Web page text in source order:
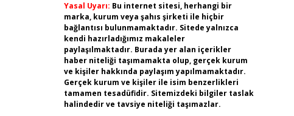
Yasal Uyarı: Bu internet sitesi, herhangi bir
marka, kurum veya şahıs şirketi ile hiçbir
bağlantısı bulunmamaktadır. Sitede yalnızca
kendi hazırladığımız makaleler
paylaşılmaktadır. Burada yer alan içerikler
haber niteliği taşımamakta olup, gerçek kurum
ve kişiler hakkında paylaşım yapılmamaktadır.
Gerçek kurum ve kişiler ile isim benzerlikleri
tamamen tesadüfidir. Sitemizdeki bilgiler taslak
halindedir ve tavsiye niteliği taşımazlar.